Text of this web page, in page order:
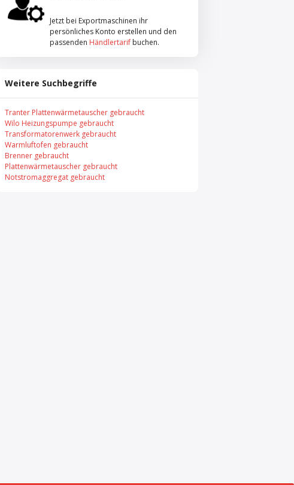
Jetzt bei Exportmaschinen ihr
persönliches Konto erstellen und den
passenden Händlertarif buchen.
Weitere Suchbegriffe
Tranter Plattenwärmetauscher gebraucht
Wilo Heizungspumpe gebraucht
Transformatorenwerk gebraucht
Warmluftofen gebraucht
Brenner gebraucht
Plattenwärmetauscher gebraucht
Notstromaggregat gebraucht